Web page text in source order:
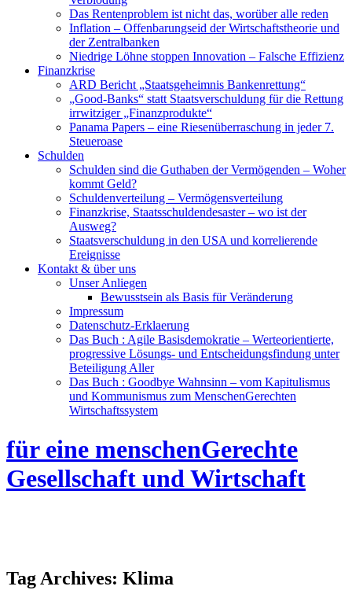
Das Rentenproblem ist nicht das, worüber alle reden
Inflation – Offenbarungseid der Wirtschaftstheorie und
der Zentralbanken
Niedrige Löhne stoppen Innovation – Falsche Effizienz
Finanzkrise
ARD Bericht „Staatsgeheimnis Bankenrettung“
„Good-Banks“ statt Staatsverschuldung für die Rettung
irrwitziger „Finanzprodukte“
Panama Papers – eine Riesenüberraschung in jeder 7.
Steueroase
Schulden
Schulden sind die Guthaben der Vermögenden – Woher
kommt Geld?
Schuldenverteilung – Vermögensverteilung
Finanzkrise, Staatsschuldendesaster – wo ist der
Ausweg?
Staatsverschuldung in den USA und korrelierende
Ereignisse
Kontakt & über uns
Unser Anliegen
Bewusstsein als Basis für Veränderung
Impressum
Datenschutz-Erklaerung
Das Buch : Agile Basisdemokratie – Werteorientierte,
progressive Lösungs- und Entscheidungsfindung unter
Beteiligung Aller
Das Buch : Goodbye Wahnsinn – vom Kapitulismus
und Kommunismus zum MenschenGerechten
Wirtschaftssystem
für eine menschenGerechte
Gesellschaft und Wirtschaft
Tag Archives: Klima